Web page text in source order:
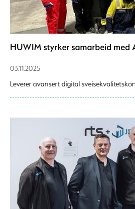
HUWIM styrker samarbeid med
03.11.2025
Leverer avansert digital